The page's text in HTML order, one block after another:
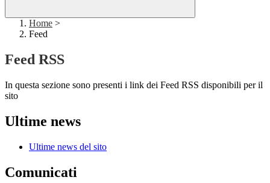
Home >
Feed
Feed RSS
In questa sezione sono presenti i link dei Feed RSS disponibili per il
sito
Ultime news
Ultime news del sito
Comunicati